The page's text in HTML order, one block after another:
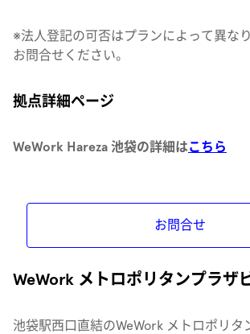
※法人登記の可否はプランによって異な
お問合せください。
拠点詳細ページ
WeWork Hareza 池袋の詳細はこちら
お問合せ
WeWork メトロポリタンプラザ
池袋駅西口直結のWeWork メトロポリタ